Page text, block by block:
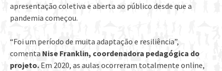
apresentação coletiva e aberta ao público desde que a
pandemia começou.
“Foi um período de muita adaptação e resiliência”,
comenta Nise Franklin, coordenadora pedagógica do
projeto. Em 2020, as aulas ocorreram totalmente online,